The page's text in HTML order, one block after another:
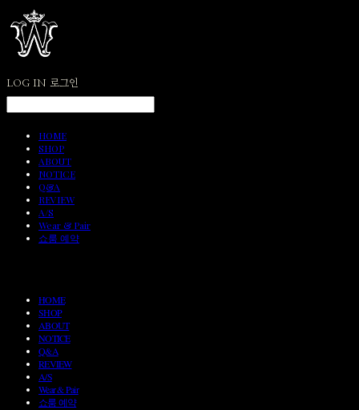
LOG IN 로그인
HOME
SHOP
ABOUT
NOTICE
Q&A
REVIEW
A/S
Wear & Pair
쇼룸 예약
HOME
SHOP
ABOUT
NOTICE
Q&A
REVIEW
A/S
Wear & Pair
쇼룸 예약